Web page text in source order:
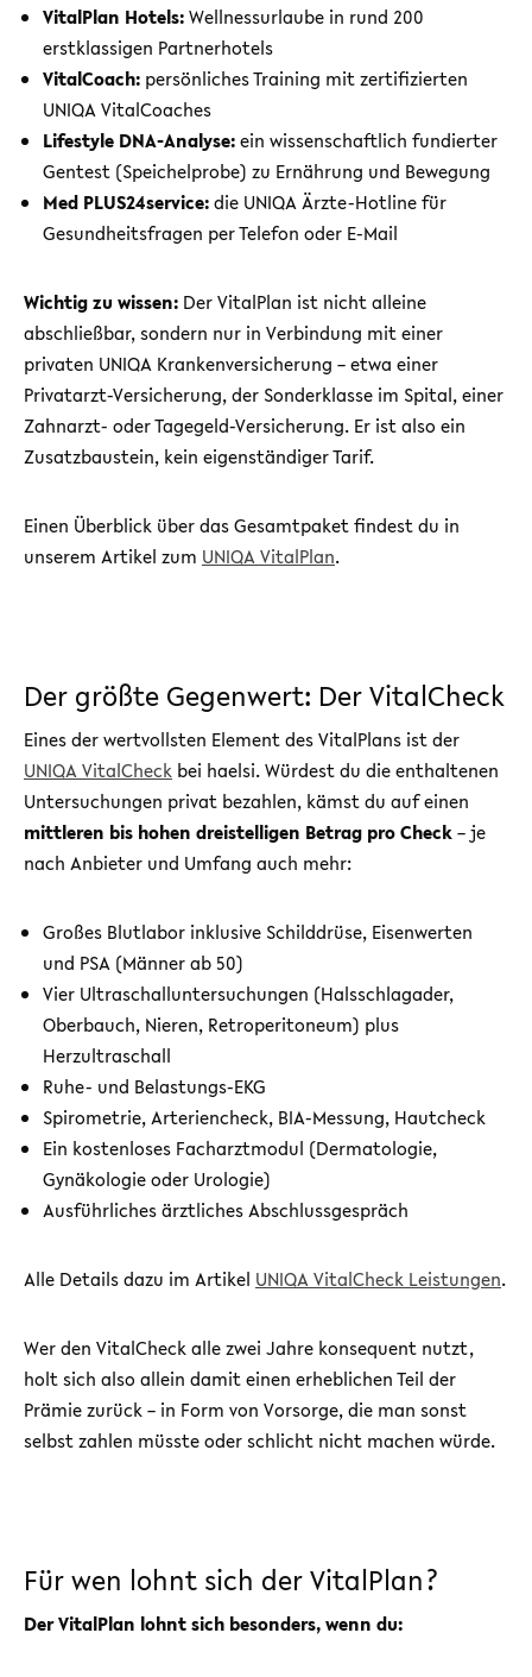
VitalPlan Hotels:Wellnessurlaube in rund 200
erstklassigen Partnerhotels
VitalCoach: persönliches Training mit zertifizierten
UNIQA VitalCoaches
Lifestyle DNA-Analyse:ein wissenschaftlich fundierter
Gentest (Speichelprobe) zu Ernährung und Bewegung
Med PLUS24service:die UNIQA Ärzte-Hotline für
Gesundheitsfragen per Telefon oder E-Mail
Wichtig zu wissen: Der VitalPlan ist nicht alleine
abschließbar, sondern nur in Verbindung mit einer
privaten UNIQA Krankenversicherung – etwa einer
Privatarzt-Versicherung, der Sonderklasse im Spital, einer
Zahnarzt- oder Tagegeld-Versicherung. Er ist also ein
Zusatzbaustein, kein eigenständiger Tarif.
Einen Überblick über das Gesamtpaket findest du in
unserem Artikel zum UNIQA VitalPlan.
Der größte Gegenwert: Der VitalCheck
Eines der wertvollsten Element des VitalPlans ist der
UNIQA VitalCheck bei haelsi. Würdest du die enthaltenen
Untersuchungen privat bezahlen, kämst du auf einen
mittleren bis hohen dreistelligen Betrag pro Check– je
nach Anbieter und Umfang auch mehr:
Großes Blutlabor inklusive Schilddrüse, Eisenwerten
und PSA (Männer ab 50)
Vier Ultraschalluntersuchungen (Halsschlagader,
Oberbauch, Nieren, Retroperitoneum) plus
Herzultraschall
Ruhe- und Belastungs-EKG
Spirometrie, Arteriencheck, BIA-Messung, Hautcheck
Ein kostenloses Facharztmodul (Dermatologie,
Gynäkologie oder Urologie)
Ausführliches ärztliches Abschlussgespräch
Alle Details dazu im Artikel UNIQA VitalCheck Leistungen.
Wer den VitalCheck alle zwei Jahre konsequent nutzt,
holt sich also allein damit einen erheblichen Teil der
Prämie zurück – in Form von Vorsorge, die man sonst
selbst zahlen müsste oder schlicht nicht machen würde.
Für wen lohnt sich der VitalPlan?
Der VitalPlan lohnt sich besonders, wenn du: